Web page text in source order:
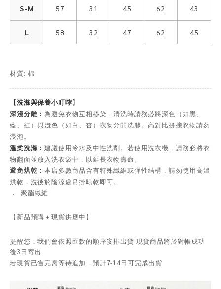
S-M 57 31 45 62 43
L 58 32 47 62 45
材質: 棉
【洗滌與保養小叮嚀】
深淺分離： 為避免衣物互相移染，清洗時請務必將深色（如黑、
藍、紅）與淺色（如白、杏）衣物分開洗滌。高對比拼接衣物請勿
浸泡。
溫柔洗滌： 建議使用冷水及中性洗劑。若使用洗衣機，請務必將衣
物翻面並放入洗衣袋中，以延長衣物壽命。
避免烘乾： 本店多數商品含有特殊纖維或彈性結構，請勿使用高溫
烘乾，洗後於陰涼處吊掛晾乾即可。
． 聚酯纖維
【新品預購＋現貨供應中】
提醒您．我們會依照匯款的順序安排出貨 現貨商品將於對帳成功
後3日寄出
若現貨已售完需等待追加．預計7-14日可完成出貨